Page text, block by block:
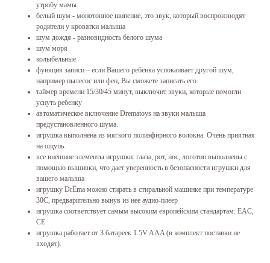
утробу мамы
белый шум - монотонное шипение, это звук, который воспроизводят
родители у кроватки малыша
шум дождя - разновидность белого шума
шум моря
колыбельные
функция записи – если Вашего ребенка успокаивает другой шум,
например пылесос или фен, Вы сможете записать его
таймер времени 15/30/45 минут, выключит звуки, которые помогли
уснуть ребенку
автоматическое включение Drematoys на звуки малыша
предустановленного шума.
игрушка выполнена из мягкого полиэфирного волокна. Очень приятная
на ощупь.
все внешние элементы игрушки: глаза, рот, нос, логотип выполнены с
помощью вышивки, что дает уверенность в безопасности игрушки для
вашего малыша
игрушку DrЁma можно стирать в стиральной машинке при температуре
30С, предварительно вынув из нее аудио-плеер
игрушка соответствует самым высоким европейским стандартам: EAC,
CE
игрушка работает от 3 батареек 1.5V AAA (в комплект поставки не
входят).